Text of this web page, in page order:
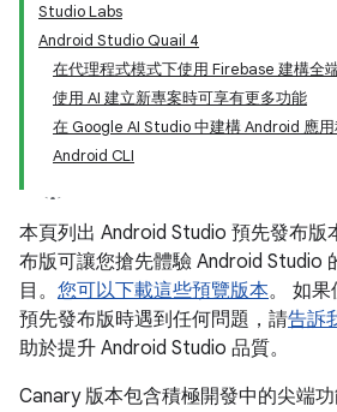
Studio Labs
Android Studio Quail 4
在代理程式模式下使用 Firebase 建構全
使用 AI 建立新專案時可享有更多功能
在 Google AI Studio 中建構 Android 應
Android CLI
本頁列出 Android Studio 預先發布版
布版可讓您搶先體驗 Android Studio
目。 您可以下載這些預覽版本。 如果
預先發布版時遇到任何問題，請告訴
助於提升 Android Studio 品質。
Canary 版本包含積極開發中的尖端